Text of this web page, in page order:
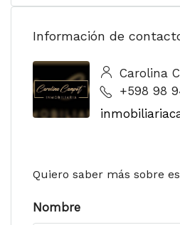
Información de
Carolina
+598 98
Quiero saber más sobre
Nombre